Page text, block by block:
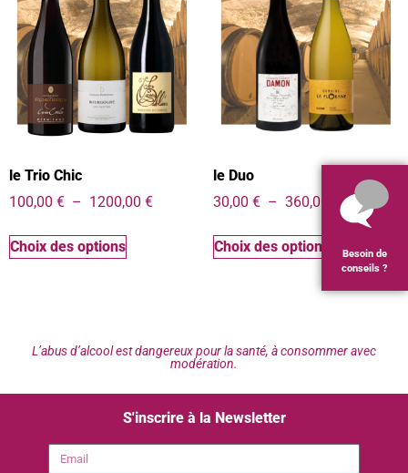
Besoin de
conseils ?
le Trio Chic
100,00 € – 1200,00 €
Choix des options
le Duo
30,00 € – 360,00
Choix des options
L’abus d’alcool est dangereux pour la santé, à consommer avec
modération.
S'inscrire à la Newsletter